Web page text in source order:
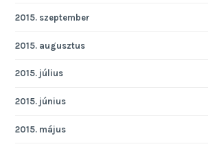
2015. szeptember
2015. augusztus
2015. július
2015. június
2015. május